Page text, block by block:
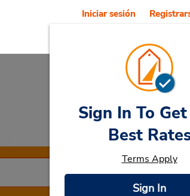
Iniciar sesión
Car Rental
Sign In To
Best
Terms Apply
Sign In